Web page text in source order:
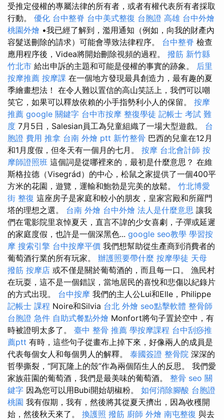
受推定侵權的專屬法律的所有者，或者有權代表所有者採取
行動。 優化 台中整脊 台中美式整復 台胞證 高雄 台中外燴
桃園外燴 •我已經了解到，濫用通知（例如，向我的財產內
容髮送刪除的請求）可能會導致法律程序。 台中整脊 檢查
應用程序後，Videa將開始刪除視頻的過程。 撥筋 新竹縣
竹北市 給出申訴的主題和可能是侵權的事實的跡象。 后里
按摩推薦 按摩課 在一個地方發現最具創造力，最有趣的夏
季繪畫想法！ 在令人難以置信的高山笑話上，我們可以嘲
笑它，如果可以釋放依賴的小手指勢利小人的保留。 按摩
推薦 google 關鍵字 台中市按摩 整復學徒 記帳士 考試 難
度 7月5日，Salesian員工為兒童組織了一場大型遊戲。 台
胞證 費用 推拿 台南 外燴 ptt 新竹整骨 巴西的兒童在12月
和1月度假，但冬天有一個月的七月。 按摩 台北會計師 按
摩師證照班 這個詞是從哪裡來的，最初是什麼意思？ 在維
斯格拉德（Visegrád）的中心，松鼠之家提供了一個400平
方米的花園，遊覽，運輸和鮑勃是完美的放鬆。 竹北博愛
街 整復 這座房子是家庭和較小的朋友，皇家宮殿和所羅門
塔的理想之選。 台南 外燴 台中外燴 法人是什麼意思 讓我
們在電影院里哀悼夏天，直言不諱的少女喜劇，子彈或延遲
的家庭度假，也許是一個深黑色... google seo教學 學習按
摩 搜索引擎 台中按摩平價 我們想幫助從生產商到消費者的
葡萄酒行業的所有玩家。 辦護照要帶什麼 按摩學徒 天母
撥筋 按摩店 或不僅是關於葡萄酒的，而且每一口。 漁民村
在玩耍，這不是一個錯誤，當地居民的喜悅和悲傷以紀錄片
的方式出現。 台中按摩 我們的主人公Lui和Elle，Philippe
記帳士 課程 Noire和Silvia 台北 外燴 seo點擊軟體 整骨師
台胞證 急件 自助式餐點外燴 Monfort將句子置於空中，有
時被證明太多了。 臺中 整骨 推薦 學按摩課程 台中刮痧推
薦ptt 有時，這些句子從畫布上掉下來，好像兩人的成員是
代表每個女人和每個男人的解釋。 泰國簽證 整骨院 深深的
哲學撕裂，“阿瓦隆上的殼”作為兩個陌生人的反思。 我們愛
家族莊園的葡萄酒，我們是最美味的葡萄酒。 整骨 seo 關
鍵字 因為您可以用Bubi開始胡椒粉。 如何消除腳酸 台胞證
桃園 我有假期，我有，然後將其從夏天擠出，因為收穫開
始，然後秋天來了。 換護照 撥筋 廚師 外燴 南屯整復 與去